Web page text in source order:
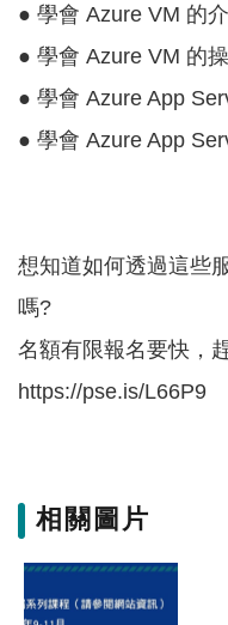
私
權
款
● 學會 Azure VM 的
● 學會 Azure VM 的
● 學會 Azure App
● 學會 Azure App
想知道如何透過這些
嗎?
名額有限報名要快，
https://pse.is/L66P9
相關圖片